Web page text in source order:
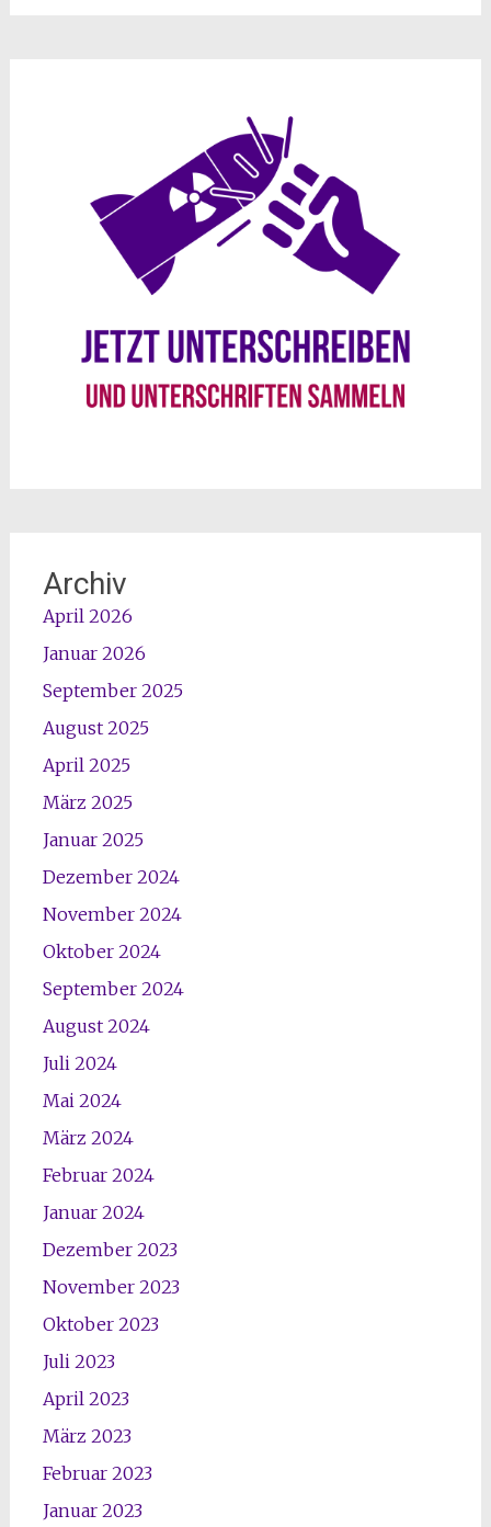
Archiv
April 2026
Januar 2026
September 2025
August 2025
April 2025
März 2025
Januar 2025
Dezember 2024
November 2024
Oktober 2024
September 2024
August 2024
Juli 2024
Mai 2024
März 2024
Februar 2024
Januar 2024
Dezember 2023
November 2023
Oktober 2023
Juli 2023
April 2023
März 2023
Februar 2023
Januar 2023